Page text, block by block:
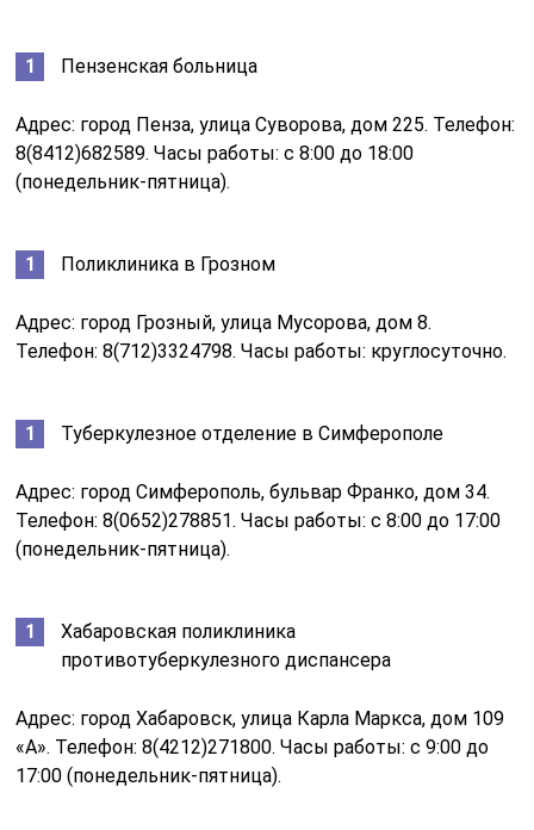
Пензенская больница
Адрес: город Пенза, улица Суворова, дом 225. Телефон:
8(8412)682589. Часы работы: с 8:00 до 18:00
(понедельник-пятница).
Поликлиника в Грозном
Адрес: город Грозный, улица Мусорова, дом 8.
Телефон: 8(712)3324798. Часы работы: круглосуточно.
Туберкулезное отделение в Симферополе
Адрес: город Симферополь, бульвар Франко, дом 34.
Телефон: 8(0652)278851. Часы работы: с 8:00 до 17:00
(понедельник-пятница).
Хабаровская поликлиника
противотуберкулезного диспансера
Адрес: город Хабаровск, улица Карла Маркса, дом 109
«А». Телефон: 8(4212)271800. Часы работы: с 9:00 до
17:00 (понедельник-пятница).